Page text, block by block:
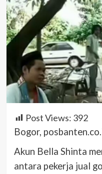
Post Views: 392
Bogor,
Akun Bella Shinta
antara pekerja jual